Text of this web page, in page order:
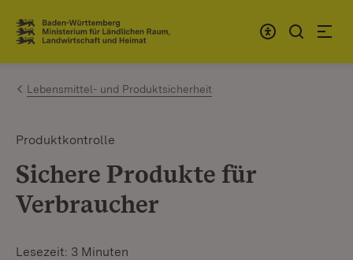
Zum Inhalt springen
Link zur Startseite
Lebensmittel- und Produktsicherheit
Produktkontrolle
Sichere Produkte für
Verbraucher
Lesezeit: 3 Minuten